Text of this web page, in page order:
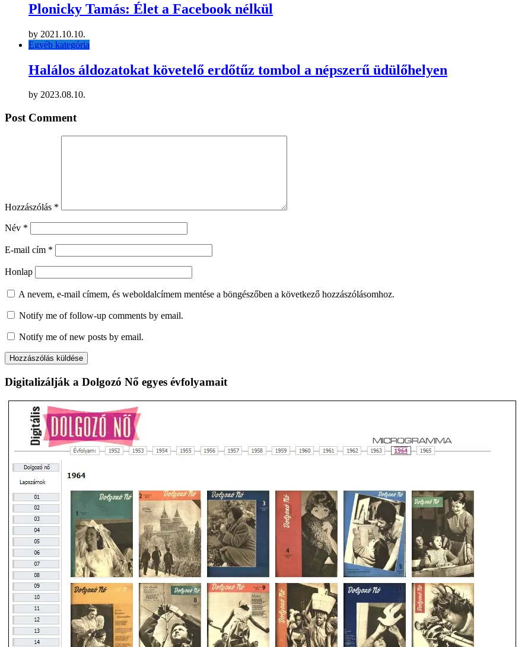
Plonicky Tamás: Élet a Facebook nélkül
by 2021.10.10.
Egyéb kategória
Halálos áldozatokat követelő erdőtűz tombol a népszerű üdülőhelyen
by 2023.08.10.
Post Comment
Hozzászólás *
Név *
E-mail cím *
Honlap
A nevem, e-mail címem, és weboldalcímem mentése a böngészőben a következő hozzászólásomhoz.
Notify me of follow-up comments by email.
Notify me of new posts by email.
Digitalizálják a Dolgozó Nő egyes évfolyamait